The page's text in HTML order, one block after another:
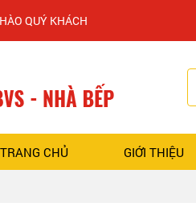
TRANG CHỦ GIỚI THIỆU